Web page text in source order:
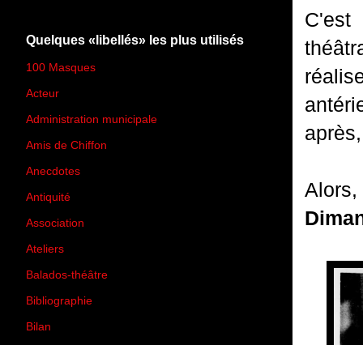
C'est
Quelques «libellés» les plus utilisés
100 Masques
Acteur
Administration municipale
Amis de Chiffon
Anecdotes
Antiquité
Association
Ateliers
Balados-théâtre
Bibliographie
Bilan